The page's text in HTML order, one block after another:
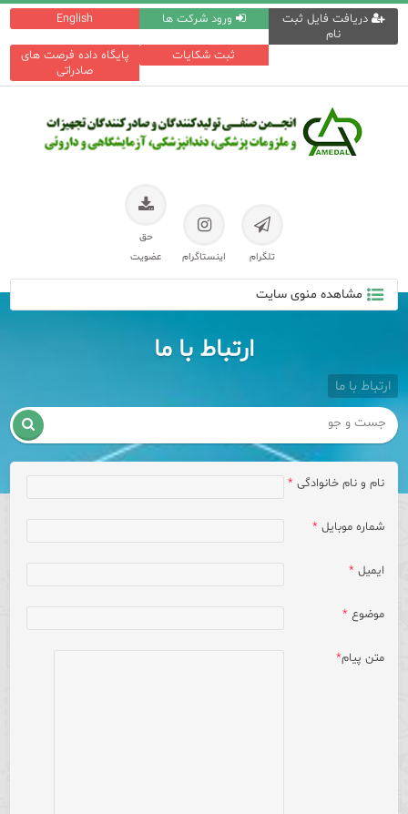
English ورود شرکت ها
دریافت فایل ثبت
نام
پایگاه داده فرصت های
صادراتی
ثبت شکایات
تلگرام اینستاگرام
حق
عضویت
مشاهده منوی سایت
ارتباط با ما
ارتباط با ما

نام و نام خانوادگی *
شماره موبایل *
ایمیل *
موضوع *
متن پیام*